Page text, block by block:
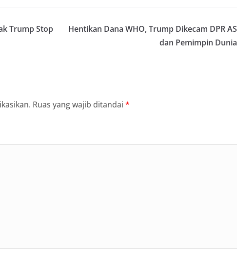
Trump Stop
Hentikan Dana WHO, Trump Dikecam DPR AS
dan Pemimpin Dunia
Ruas yang wajib ditandai *